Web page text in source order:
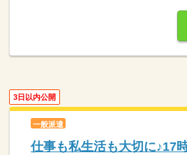
3日以内公開
一般派遣
仕事も私生活も大切に♪17